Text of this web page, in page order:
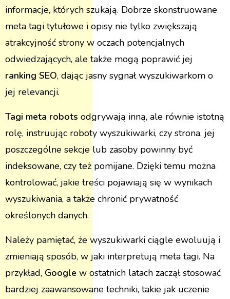
informacje, których szukają. Dobrze skonstruowane
meta tagi tytułowe i opisy nie tylko zwiększają
atrakcyjność strony w oczach potencjalnych
odwiedzających, ale także mogą poprawić jej
ranking SEO, dając jasny sygnał wyszukiwarkom o
jej relevancji.
Tagi meta robots odgrywają inną, ale równie istotną
rolę, instruując roboty wyszukiwarki, czy strona, jej
poszczególne sekcje lub zasoby powinny być
indeksowane, czy też pomijane. Dzięki temu można
kontrolować, jakie treści pojawiają się w wynikach
wyszukiwania, a także chronić prywatność
określonych danych.
Należy pamiętać, że wyszukiwarki ciągle ewoluują i
zmieniają sposób, w jaki interpretują meta tagi. Na
przykład, Google w ostatnich latach zaczął stosować
bardziej zaawansowane techniki, takie jak uczenie